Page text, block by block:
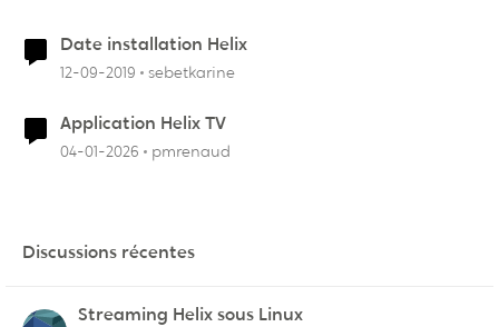
Date installation Helix
12-09-2019 sebetkarine
Application Helix TV
04-01-2026 pmrenaud
Discussions récentes
Streaming Helix sous Linux